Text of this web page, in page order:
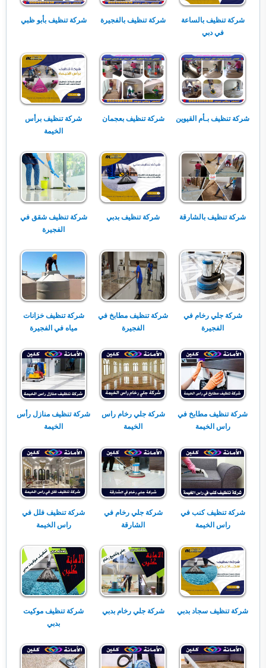
شركة تنظيف بالساعة
في دبي
شركة تنظيف بالفجيرة شركة تنظيف بأبو ظبي
شركة تنظيف بـأم القيوين شركة تنظيف بعجمان
شركة تنظيف برأس
الخيمة
شركة تنظيف بالشارقة شركة تنظيف بدبي
شركة تنظيف شقق في
الفجيرة
شركة جلي رخام في
الفجيرة
شركة تنظيف مطابخ في
الفجيرة
شركة تنظيف خزانات
مياه في الفجيرة
شركة تنظيف مطابخ في
راس الخيمة
شركة جلي رخام راس
الخيمة
شركة تنظيف منازل رأس
الخيمة
شركة تنظيف كنب في
راس الخيمة
شركة جلي رخام في
الشارقة
شركة تنظيف فلل في
راس الخيمة
شركة تنظيف سجاد بدبي شركة جلي رخام بدبي
شركة تنظيف موكيت
بدبي